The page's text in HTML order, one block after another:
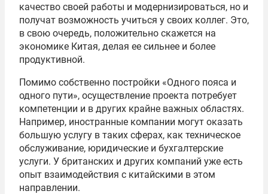
качество своей работы и модернизироваться, но и
получат возможность учиться у своих коллег. Это,
в свою очередь, положительно скажется на
экономике Китая, делая ее сильнее и более
продуктивной.
Помимо собственно постройки «Одного пояса и
одного пути», осуществление проекта потребует
компетенции и в других крайне важных областях.
Например, иностранные компании могут оказать
большую услугу в таких сферах, как техническое
обслуживание, юридические и бухгалтерские
услуги. У британских и других компаний уже есть
опыт взаимодействия с китайскими в этом
направлении.